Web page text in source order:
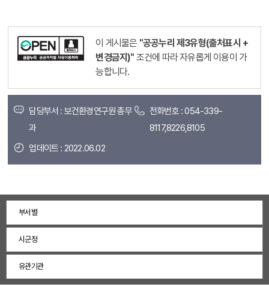
이 게시물은 "공공누리 제3유형(출처표시 +
변경금지)" 조건에 따라 자유롭게 이용이 가
능합니다.
담당부서 : 보건환경연구원 총무
과
전화번호 : 054-339-
8117,8226,8105
업데이트 : 2022.06.02
부서별
시군청
유관기관